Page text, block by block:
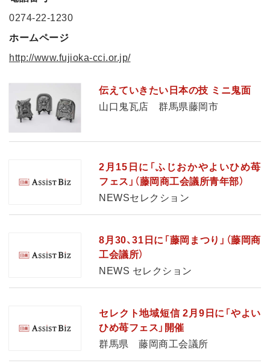
0274-22-1230
ホームページ
http://www.fujioka-cci.or.jp/
伝えていきたい日本の技 ミニ鬼面
山口鬼瓦店 群馬県藤岡市
2月15日に「ふじおかやよいひめ苺
フェス」（藤岡商工会議所青年部）
NEWSセレクション
8月30、31日に「藤岡まつり」（藤岡商
工会議所）
NEWS セレクション
セレクト地域短信 2月9日に「やよい
ひめ苺フェス」開催
群馬県 藤岡商工会議所